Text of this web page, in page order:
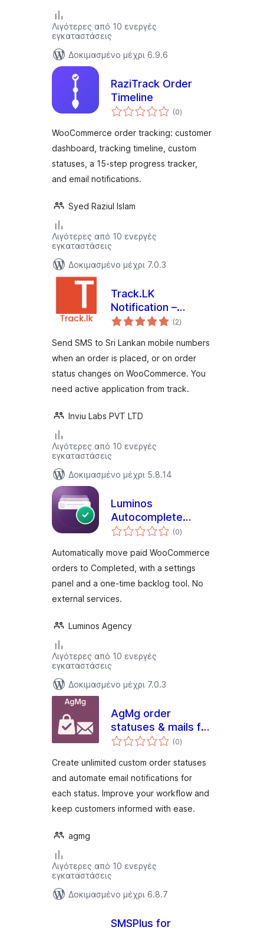
Λιγότερες από 10 ενεργές
εγκαταστάσεις
Δοκιμασμένο μέχρι 6.9.6
RaziTrack Order
Timeline
(0αξιολογήσεις
σύνολο
)
WooCommerce order tracking: customer
dashboard, tracking timeline, custom
statuses, a 15-step progress tracker,
and email notifications.
Syed Raziul Islam
Λιγότερες από 10 ενεργές
εγκαταστάσεις
Δοκιμασμένο μέχρι 7.0.3
Track.LK
Notification –
WooCommerce
(2αξιολογήσεις
σύνολο
)
Send SMS to Sri Lankan mobile numbers
when an order is placed, or on order
status changes on WooCommerce. You
need active application from track.
Inviu Labs PVT LTD
Λιγότερες από 10 ενεργές
εγκαταστάσεις
Δοκιμασμένο μέχρι 5.8.14
Luminos
Autocomplete
Orders for
(0αξιολογήσεις
σύνολο
)
Automatically move paid WooCommerce
orders to Completed, with a settings
panel and a one-time backlog tool. No
external services.
Luminos Agency
Λιγότερες από 10 ενεργές
εγκαταστάσεις
Δοκιμασμένο μέχρι 7.0.3
AgMg order
statuses & mails for
Woo
(0αξιολογήσεις
σύνολο
)
Create unlimited custom order statuses
and automate email notifications for
each status. Improve your workflow and
keep customers informed with ease.
agmg
Λιγότερες από 10 ενεργές
εγκαταστάσεις
Δοκιμασμένο μέχρι 6.8.7
SMSPlus for